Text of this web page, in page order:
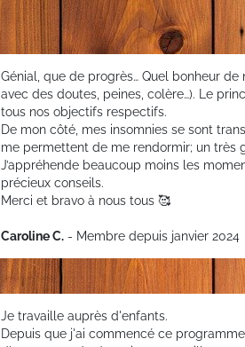
Génial, que de progrès… Quel bonheur
avec des doutes, peines, colère…). Le
tous nos objectifs respectifs.
De mon côté, mes insomnies se sont
me permettent de me rendormir; un très
J’appréhende beaucoup moins les
précieux conseils.
Merci et bravo à nous tous 🥰
Caroline C. - Membre depuis janvier 2024
Je travaille auprès d'enfants.
Depuis que j'ai commencé ce